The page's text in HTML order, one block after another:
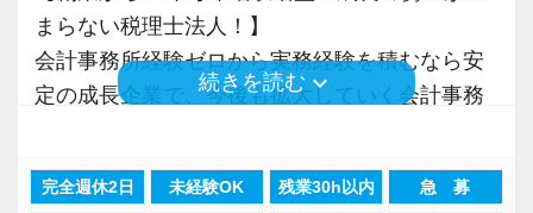
まらない税理士法人！】
会計事務所経験ゼロから実務経験を積むなら安
定の成長企業で、今後も拡大していく会計事務
現在当社では「渋谷」「新宿」「錦糸町」
続きを読む keyboard_arrow_down
完全週休2日 未経験OK 残業30h以内 急 募